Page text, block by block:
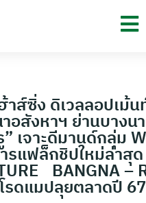
าส์ซิ่ง ดิเวลลอปเม้
สังหาฯ ย่านบางน
เจาะดีมานด์กลุ่ม
รแฟล็กชิปใหม่ล่าสุด
BANGNA –
รดแมปลุยตลาดปี 67